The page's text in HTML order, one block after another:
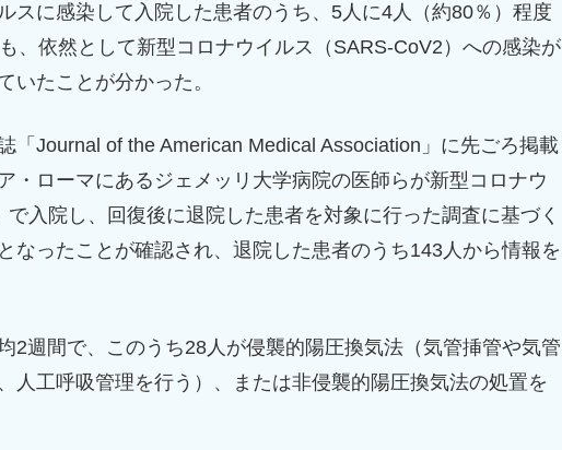
スに感染して入院した患者のうち、5人に4人（約80％）程度
、依然として新型コロナウイルス（SARS-CoV2）への感染が
いたことが分かった。
「Journal of the American Medical Association」に先ごろ掲載
・ローマにあるジェメッリ大学病院の医師らが新型コロナウ
入院し、回復後に退院した患者を対象に行った調査に基づく
なったことが確認され、退院した患者のうち143人から情報を
2週間で、このうち28人が侵襲的陽圧換気法（気管挿管や気管
人工呼吸管理を行う）、または非侵襲的陽圧換気法の処置を